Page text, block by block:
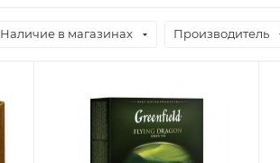
Наличие в магазинах Производитель